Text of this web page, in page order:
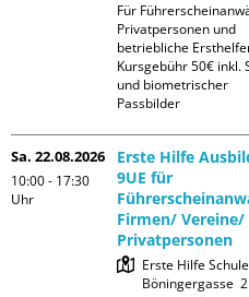
Für
Privatpersonen und
betriebliche
Kursgebühr 50€ inkl.
und biometrischer
Passbilder
Sa. 22.08.2026
10:00 - 17:30
Uhr
Erste Hilfe
9UE für
Firmen/ Vereine/
Privatpersonen
Erste Hilfe
Böningergasse